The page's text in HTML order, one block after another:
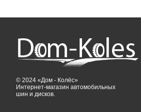
© 2024 «Дом - Колёс»
Интернет-магазин автомобильных
шин и дисков.